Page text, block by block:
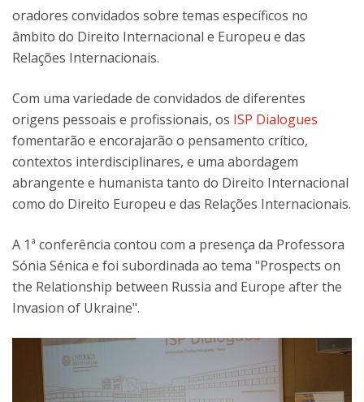
oradores convidados sobre temas específicos no
âmbito do Direito Internacional e Europeu e das
Relações Internacionais.
Com uma variedade de convidados de diferentes
origens pessoais e profissionais, os ISP Dialogues
fomentarão e encorajarão o pensamento crítico,
contextos interdisciplinares, e uma abordagem
abrangente e humanista tanto do Direito Internacional
como do Direito Europeu e das Relações Internacionais.
A 1ª conferência contou com a presença da Professora
Sónia Sénica e foi subordinada ao tema "Prospects on
the Relationship between Russia and Europe after the
Invasion of Ukraine".